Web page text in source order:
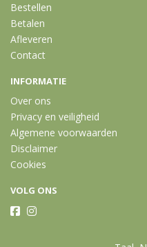
Bestellen
Betalen
Afleveren
Contact
INFORMATIE
Over ons
Privacy en veiligheid
Algemene voorwaarden
Disclaimer
Cookies
VOLG ONS